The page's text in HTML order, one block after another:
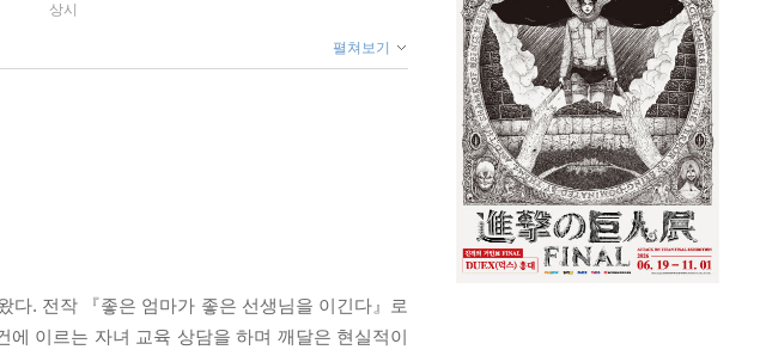
상시
펼쳐보기
다. 전작 『좋은 엄마가 좋은 선생님을 이긴다』로
이르는 자녀 교육 상담을 하며 깨달은 현실적이